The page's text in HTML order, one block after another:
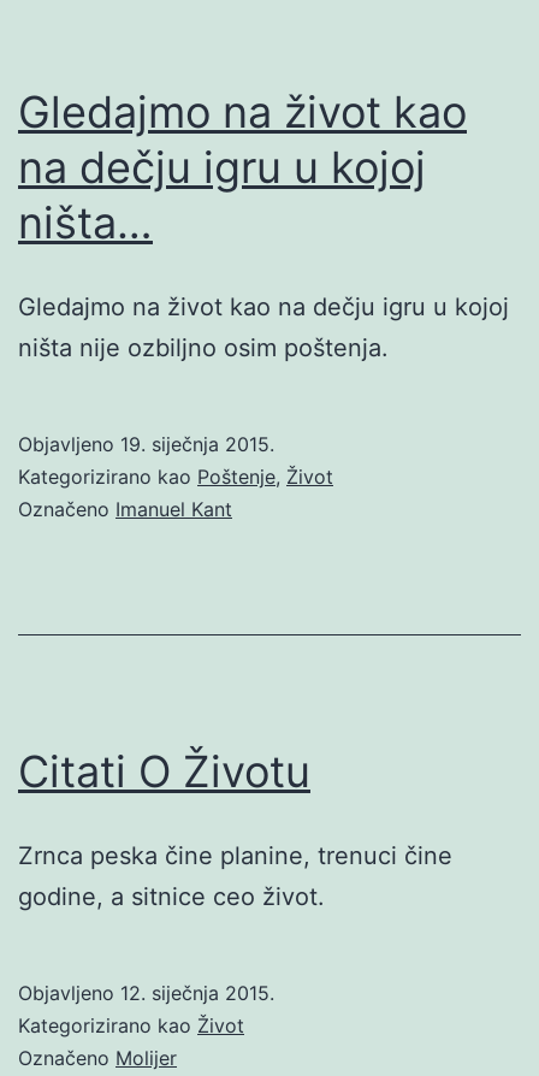
Gledajmo na život kao
na dečju igru u kojoj
ništa…
Gledajmo na život kao na dečju igru u kojoj
ništa nije ozbiljno osim poštenja.
Objavljeno 19. siječnja 2015.
Kategorizirano kao Poštenje, Život
Označeno Imanuel Kant
Citati O Životu
Zrnca peska čine planine, trenuci čine
godine, a sitnice ceo život.
Objavljeno 12. siječnja 2015.
Kategorizirano kao Život
Označeno Molijer